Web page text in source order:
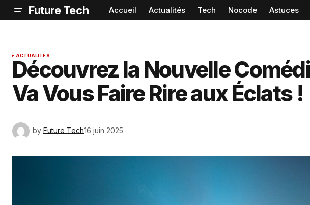
Future Tech Accueil Actualités Tech Nocode Astuces
ACTUALITÉS
Découvrez la Nouvelle
Va Vous Faire Rire aux Éclats !
by Future Tech16 juin 2025